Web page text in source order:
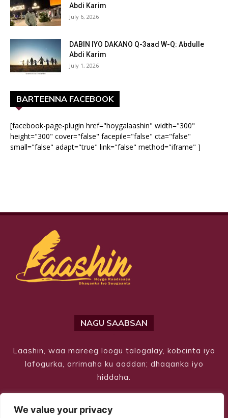
We value your privacy
Abdi Karim
July 6, 2026
DABIN IYO DAKANO Q-3aad W-Q: Abdulle
Abdi Karim
July 1, 2026
BARTEENNA FACEBOOK
[facebook-page-plugin href="hoygalaashin" width="300"
height="300" cover="false" facepile="false" cta="false"
small="false" adapt="true" link="false" method="iframe" ]
NAGU SAABSAN
Laashin, waa mareeg loogu talogalay, kobcinta iyo
lafogurka, arrimaha ku aaddan; dhaqanka iyo
hiddaha.